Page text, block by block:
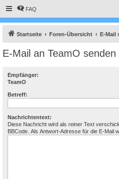
FAQ
Startseite Foren-Übersicht E-Mail
E-Mail an TeamO senden
Empfänger:
TeamO
Betreff:
Nachrichtentext:
Diese Nachricht wird als reiner Text
BBCode. Als Antwort-Adresse für die E-Mail